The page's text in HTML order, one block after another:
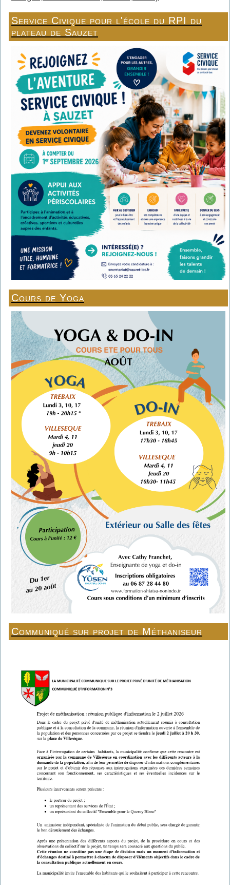
Service Civique pour l'école du RPI du
plateau de Sauzet
Cours de Yoga
Communiqué sur projet de Méthaniseur